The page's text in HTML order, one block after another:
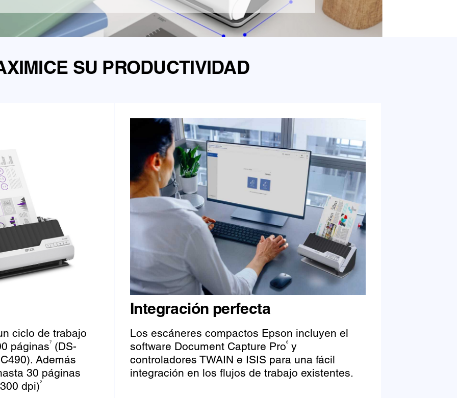
SU PRODUCTIVIDAD
ciclo de trabajo
páginas7(DS-
Además
30 páginas
dpi)2
Integración perfecta
Los escáneres compactos Epson incluyen el
software Document Capture Pro6y
controladores TWAIN e ISIS para una fácil
integración en los flujos de trabajo existentes.